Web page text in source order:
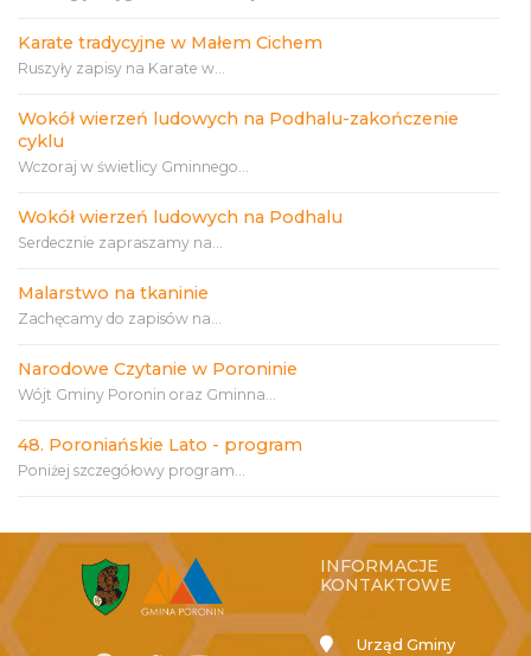
Karate tradycyjne w Małem Cichem
Ruszyły zapisy na Karate w...
Wokół wierzeń ludowych na Podhalu-zakończenie
cyklu
Wczoraj w świetlicy Gminnego...
Wokół wierzeń ludowych na Podhalu
Serdecznie zapraszamy na...
Malarstwo na tkaninie
Zachęcamy do zapisów na...
Narodowe Czytanie w Poroninie
Wójt Gminy Poronin oraz Gminna...
48. Poroniańskie Lato - program
Poniżej szczegółowy program...
INFORMACJE
KONTAKTOWE
Urząd Gminy